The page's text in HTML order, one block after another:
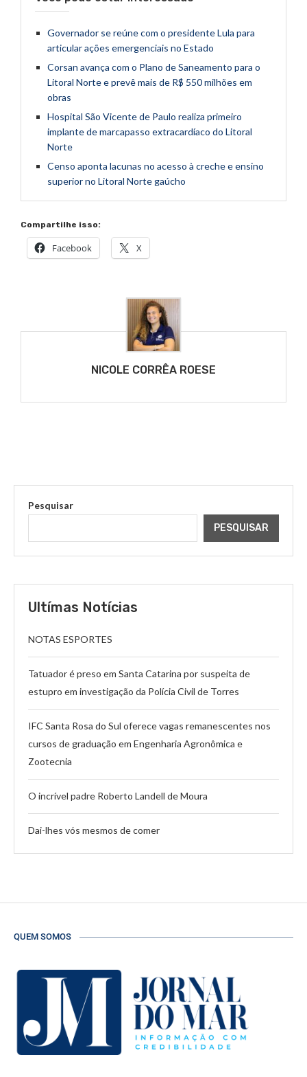
Governador se reúne com o presidente Lula para
articular ações emergenciais no Estado
Corsan avança com o Plano de Saneamento para o
Litoral Norte e prevê mais de R$ 550 milhões em
obras
Hospital São Vicente de Paulo realiza primeiro
implante de marcapasso extracardíaco do Litoral
Norte
Censo aponta lacunas no acesso à creche e ensino
superior no Litoral Norte gaúcho
Compartilhe isso:
Facebook X
NICOLE CORRÊA ROESE
Pesquisar
PESQUISAR
Ultímas Notícias
NOTAS ESPORTES
Tatuador é preso em Santa Catarina por suspeita de
estupro em investigação da Polícia Civil de Torres
IFC Santa Rosa do Sul oferece vagas remanescentes nos
cursos de graduação em Engenharia Agronômica e
Zootecnia
O incrível padre Roberto Landell de Moura
Dai-lhes vós mesmos de comer
QUEM SOMOS